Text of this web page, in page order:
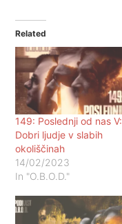
Related
149: Poslednji od nas V:
Dobri ljudje v slabih
okoliščinah
14/02/2023
In "O.B.O.D."